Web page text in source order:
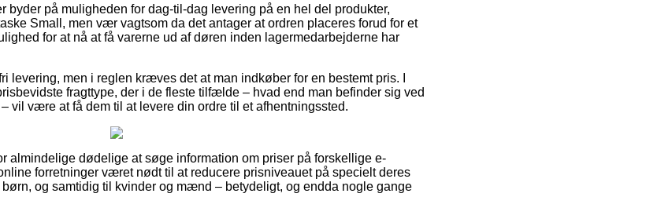
byder på muligheden for dag-til-dag levering på en hel del produkter,
Small, men vær vagtsom da det antager at ordren placeres forud for et
for at nå at få varerne ud af døren inden lagermedarbejderne har
levering, men i reglen kræves det at man indkøber for en bestemt pris. I
fragttype, der i de fleste tilfælde – hvad end man befinder sig ved
vil være at få dem til at levere din ordre til et afhentningssted.
almindelige dødelige at søge information om priser på forskellige e-
forretninger været nødt til at reducere prisniveauet på specielt deres
og samtidig til kvinder og mænd – betydeligt, og endda nogle gange